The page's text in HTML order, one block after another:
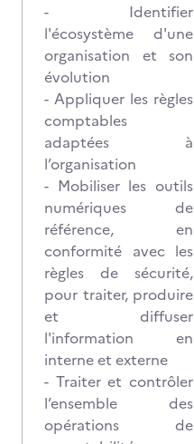
- Identifier
l'écosystème d'une
organisation et son
évolution
- Appliquer les règles
comptables
adaptées à
l’organisation
- Mobiliser les outils
numériques de
référence, en
conformité avec les
règles de sécurité,
pour traiter, produire
et diffuser
l'information en
interne et externe
- Traiter et contrôler
l’ensemble des
opérations de